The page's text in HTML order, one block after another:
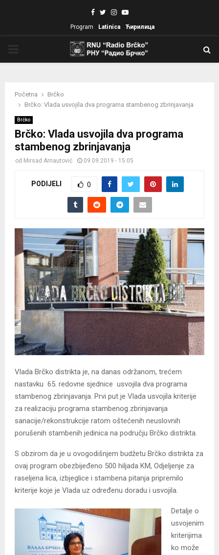
Facebook
TwitterInstagram
Youtube
Program Latinica Ћирилица
Početna
Brčko
Brčko: Vlada usvojila dva programa stambenog zbrinjavanja
Brčko
Brčko: Vlada usvojila dva programa
stambenog zbrinjavanja
od Mirsad Arnautović 09.09.2019 - 15:05
PODIJELI 0
Vlada Brčko distrikta je, na danas održanom, trećem
nastavku 65. redovne sjednice usvojila dva programa
stambenog zbrinjavanja. Prvi put je Vlada usvojila kriterije
za realizaciju programa stambenog zbrinjavanja
sanacije/rekonstrukcije ratom oštećenih neuslovnih
porušenih stambenih jedinica na području Brčko distrikta.
S obzirom da je u ovogodišnjem budžetu Brčko distrikta za
ovaj program obezbijeđeno 500 hiljada KM, Odjeljenje za
raseljena lica, izbjeglice i stambena pitanja pripremilo
kriterije koje je Vlada uz određenu doradu i usvojila.
Detalje o
usvojenim
kriterijima
ko može